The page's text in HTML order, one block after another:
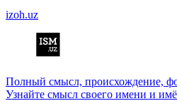
izoh.uz
Полный смысл, происхождение,
Узнайте смысл своего имени и